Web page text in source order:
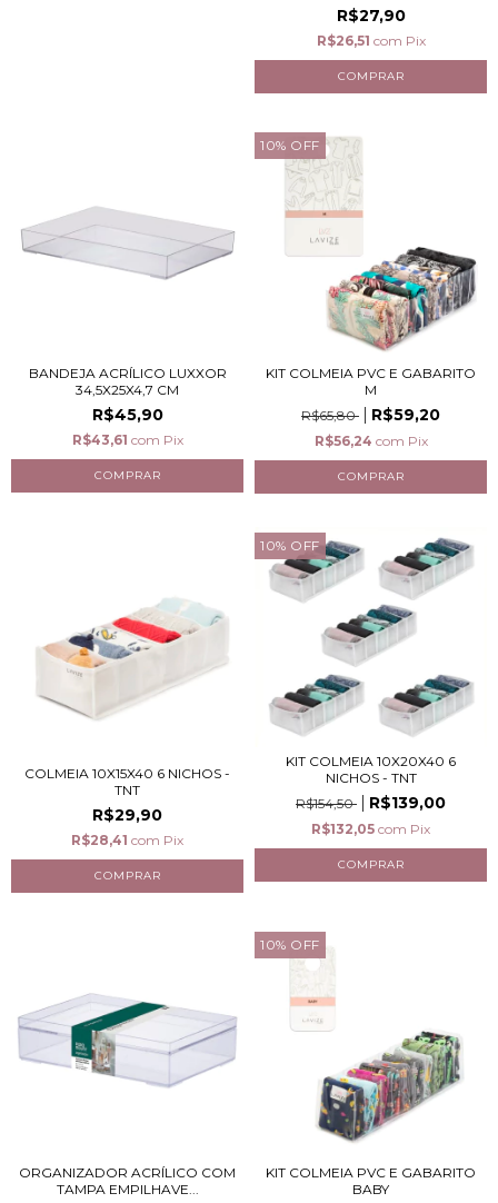
R$27,90
R$26,51 com Pix
BANDEJA ACRÍLICO LUXXOR
34,5X25X4,7 CM
R$45,90
R$43,61 com Pix
10% OFF
KIT COLMEIA PVC E GABARITO
M
R$65,80
R$59,20
R$56,24 com Pix
COLMEIA 10X15X40 6 NICHOS -
TNT
R$29,90
R$28,41 com Pix
10% OFF
KIT COLMEIA 10X20X40 6
NICHOS - TNT
R$154,50
R$139,00
R$132,05 com Pix
ORGANIZADOR ACRÍLICO COM
TAMPA EMPILHAVE...
10% OFF
KIT COLMEIA PVC E GABARITO
BABY